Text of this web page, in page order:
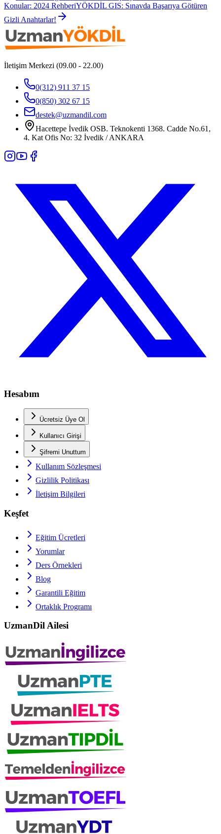
Konular: 2024 RehberiYÖKDİL GIS: Sınavda Başarıya Götüren
Gizli Anahtarlar!
İletişim Merkezi (09.00 - 22.00)
0(312) 911 37 15
0(850) 302 67 15
destek@uzmandil.com
Hacettepe İvedik OSB. Teknokenti 1368. Cadde No.61,
4. Kat Ofis No: 32 İvedik / ANKARA
Hesabım
Ücretsiz Üye Ol
Kullanıcı Girişi
Şifremi Unuttum
Kullanım Sözleşmesi
Gizlilik Politikası
İletişim Bilgileri
Keşfet
Eğitim Ücretleri
Yorumlar
Ders Örnekleri
Blog
Garantili Eğitim
Ortaklık Programı
UzmanDil Ailesi